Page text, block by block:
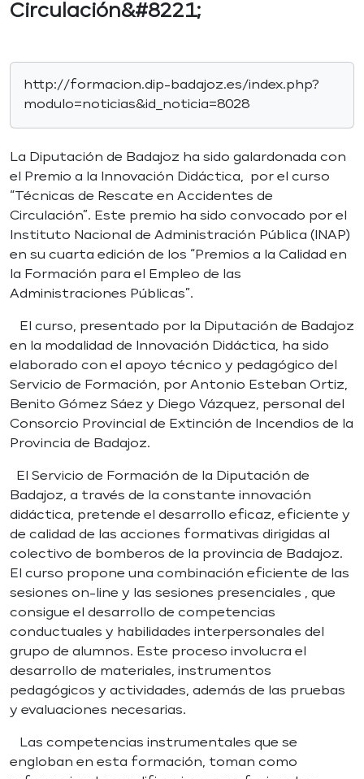
Circulación&#8221;
http://formacion.dip-badajoz.es/index.php?
modulo=noticias&id_noticia=8028
La Diputación de Badajoz ha sido galardonada con
el Premio a la Innovación Didáctica, por el curso
“Técnicas de Rescate en Accidentes de
Circulación”. Este premio ha sido convocado por el
Instituto Nacional de Administración Pública (INAP)
en su cuarta edición de los “Premios a la Calidad en
la Formación para el Empleo de las
Administraciones Públicas”.
El curso, presentado por la Diputación de Badajoz
en la modalidad de Innovación Didáctica, ha sido
elaborado con el apoyo técnico y pedagógico del
Servicio de Formación, por Antonio Esteban Ortiz,
Benito Gómez Sáez y Diego Vázquez, personal del
Consorcio Provincial de Extinción de Incendios de la
Provincia de Badajoz.
El Servicio de Formación de la Diputación de
Badajoz, a través de la constante innovación
didáctica, pretende el desarrollo eficaz, eficiente y
de calidad de las acciones formativas dirigidas al
colectivo de bomberos de la provincia de Badajoz.
El curso propone una combinación eficiente de las
sesiones on-line y las sesiones presenciales , que
consigue el desarrollo de competencias
conductuales y habilidades interpersonales del
grupo de alumnos. Este proceso involucra el
desarrollo de materiales, instrumentos
pedagógicos y actividades, además de las pruebas
y evaluaciones necesarias.
Las competencias instrumentales que se
engloban en esta formación, toman como